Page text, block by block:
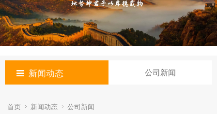
新闻动态 公司新闻
首页 新闻动态 公司新闻